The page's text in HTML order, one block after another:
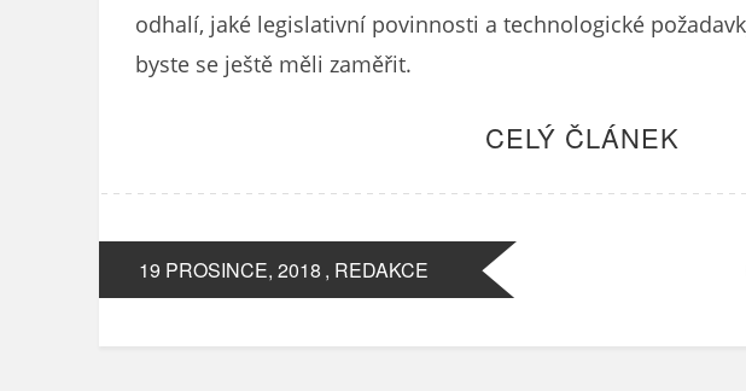
odhalí, jaké legislativní povinnosti a technologické
byste se ještě měli zaměřit.
CELÝ ČLÁNEK
19 PROSINCE, 2018 , REDAKCE